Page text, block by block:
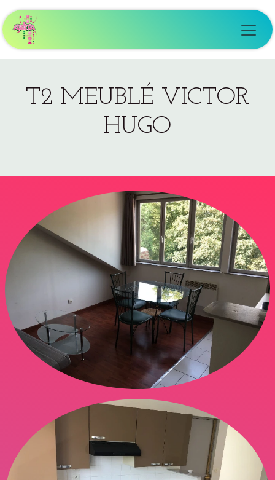
Se rendre au contenu
T2 MEUBLÉ VICTOR
HUGO